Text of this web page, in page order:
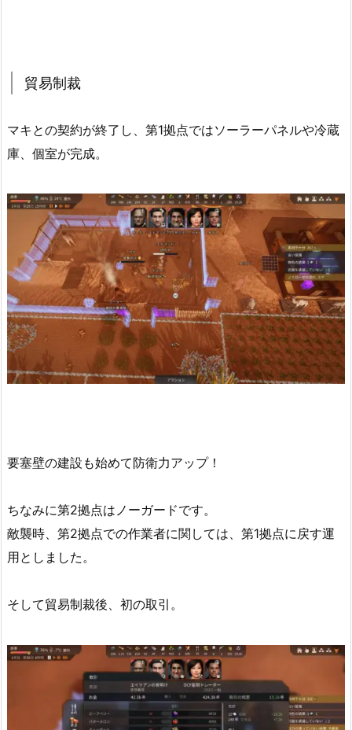
貿易制裁
マキとの契約が終了し、第1拠点ではソーラーパネルや冷蔵
庫、個室が完成。
要塞壁の建設も始めて防衛力アップ！
ちなみに第2拠点はノーガードです。
敵襲時、第2拠点での作業者に関しては、第1拠点に戻す運
用としました。
そして貿易制裁後、初の取引。